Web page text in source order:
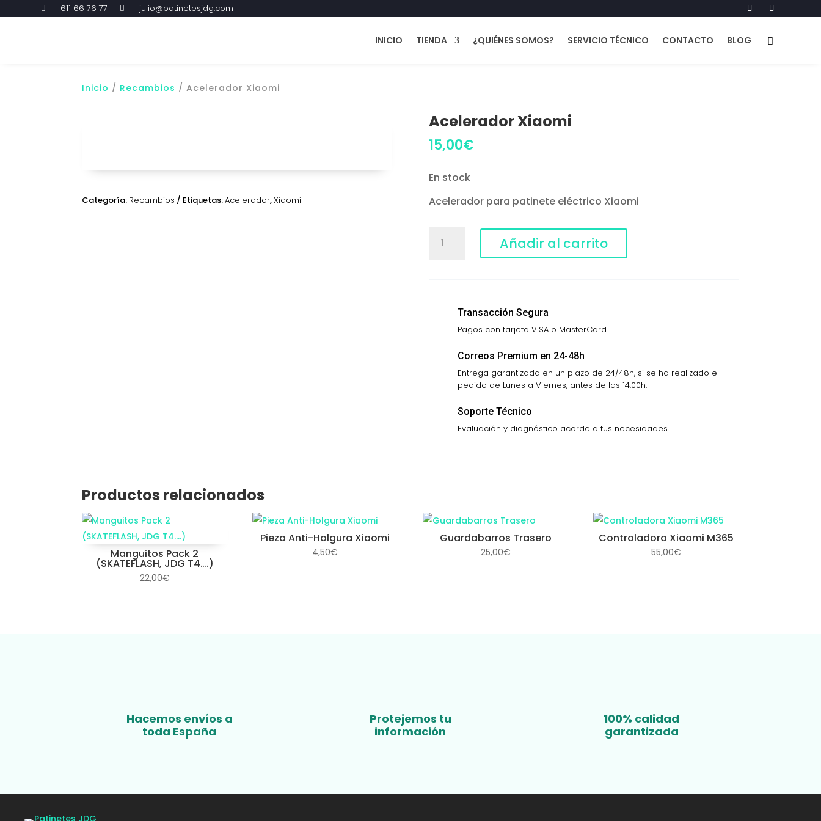
 611 66 76 77  julio@patinetesjdg.com
INICIO TIENDA ¿QUIÉNES SOMOS? SERVICIO TÉCNICO CONTACTO BLOG
Inicio / Recambios / Acelerador Xiaomi
Categoría: Recambios Etiquetas:Acelerador,Xiaomi
Acelerador Xiaomi
15,00€
En stock
Acelerador para patinete eléctrico Xiaomi
Acelerador
Xiaomi
Añadir al carrito
Transacción Segura
Pagos con tarjeta VISA o MasterCard.
Correos Premium en 24-48h
Entrega garantizada en un plazo de 24/48h, si se ha realizado el
pedido de Lunes a Viernes, antes de las 14:00h.
Soporte Técnico
Evaluación y diagnóstico acorde a tus necesidades.
Productos relacionados
Manguitos Pack 2
(SKATEFLASH, JDG T4….)
22,00€
Pieza Anti-Holgura Xiaomi
4,50€
Guardabarros Trasero
25,00€
Controladora Xiaomi M365
55,00€
Hacemos envíos a
toda España
Protejemos tu
información
100% calidad
garantizada